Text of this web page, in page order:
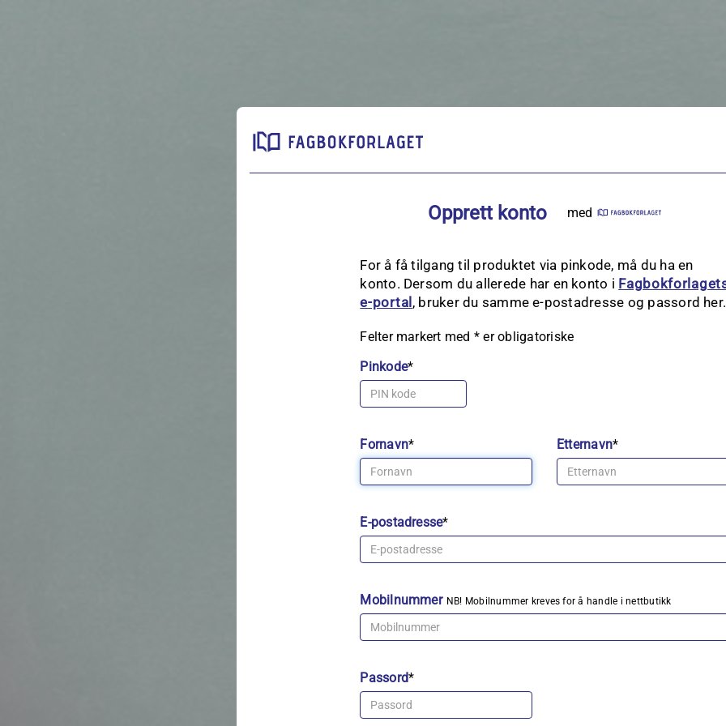
Opprett konto med
For å få tilgang til produktet via pinkode, må du ha en
konto. Dersom du allerede har en konto i
e‑portal, bruker du samme e-postadresse og passord her.
Felter markert med * er obligatoriske
Pinkode*
Fornavn* Etternavn*
E-postadresse*
Mobilnummer NB! Mobilnummer kreves for å handle i nettbutikk
Passord*